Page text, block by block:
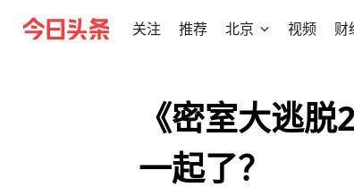
关注 推荐 北京 视频 财
《密室大逃
一起了？